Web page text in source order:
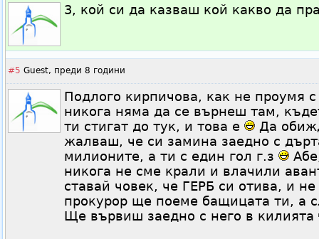
3, кой си да казваш кой какво да
#5 Guest, преди 8 години
Подлого кирпичова, как не проумя
никога няма да се върнеш там,
ти стигат до тук, и това е
Да
жалваш, че си замина заедно с
милионите, а ти с един гол г.з
никога не сме крали и влачили
ставай човек, че ГЕРБ си отива, и
прокурор ще поеме бащицата ти, а
Ще вървиш заедно с него в килията